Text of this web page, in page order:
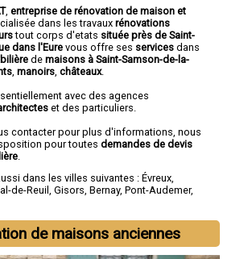
, entreprise de rénovation de maison et
dans les travaux rénovations
tout corps d'etats située près de Saint-
dans l'Eure vous offre ses services dans
de maisons à Saint-Samson-de-la-
manoirs châteaux.
avec des agences
et des particuliers.
contacter pour plus d'informations, nous
pour toutes demandes de devis
dans les villes suivantes : Évreux,
de-Reuil, Gisors, Bernay, Pont-Audemer,
de maisons anciennes